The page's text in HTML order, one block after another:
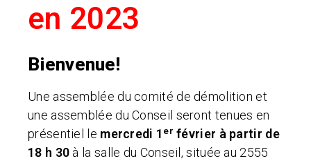
en 2023
Bienvenue!
Une assemblée du comité de démolition et
une assemblée du Conseil seront tenues en
présentiel le mercredi 1 er février à partir de
18 h 30 à la salle du Conseil, située au 2555